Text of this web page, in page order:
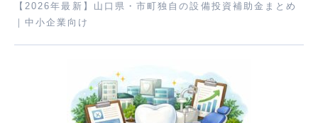
【2026年最新】山口県・市町独自の設備投資補助金まとめ
｜中小企業向け